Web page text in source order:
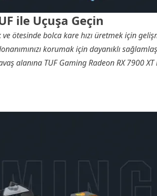
ile Uçuşa Geçin
ötesinde bolca kare hızı üretmek için
korumak için dayanıklı
alanına TUF Gaming Radeon RX 7900